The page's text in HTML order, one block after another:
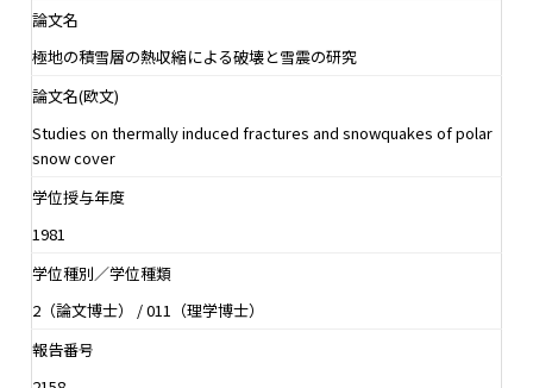
論文名
極地の積雪層の熱収縮による破壊と雪震の研究
論文名(欧文)
Studies on thermally induced fractures and snowquakes of polar
snow cover
学位授与年度
1981
学位種別／学位種類
2（論文博士） / 011（理学博士）
報告番号